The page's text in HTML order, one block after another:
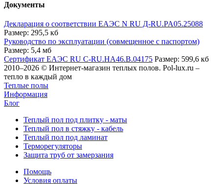
Документы
Декларация о соответствии ЕАЭС N RU Д-RU.PA05.25088
Размер: 295,5 кб
Руководство по эксплуатации (совмещенное с паспортом)
Размер: 5,4 мб
Сертификат ЕАЭС RU C-RU.HA46.В.04175 Размер: 599,6 кб
2010–2026 © Интернет-магазин теплых полов. Pol-lux.ru –
тепло в каждый дом
Теплые полы
Информация
Блог
Теплый пол под плитку - маты
Теплый пол в стяжку - кабель
Теплый пол под ламинат
Терморегуляторы
Защита труб от замерзания
Помощь
Условия оплаты